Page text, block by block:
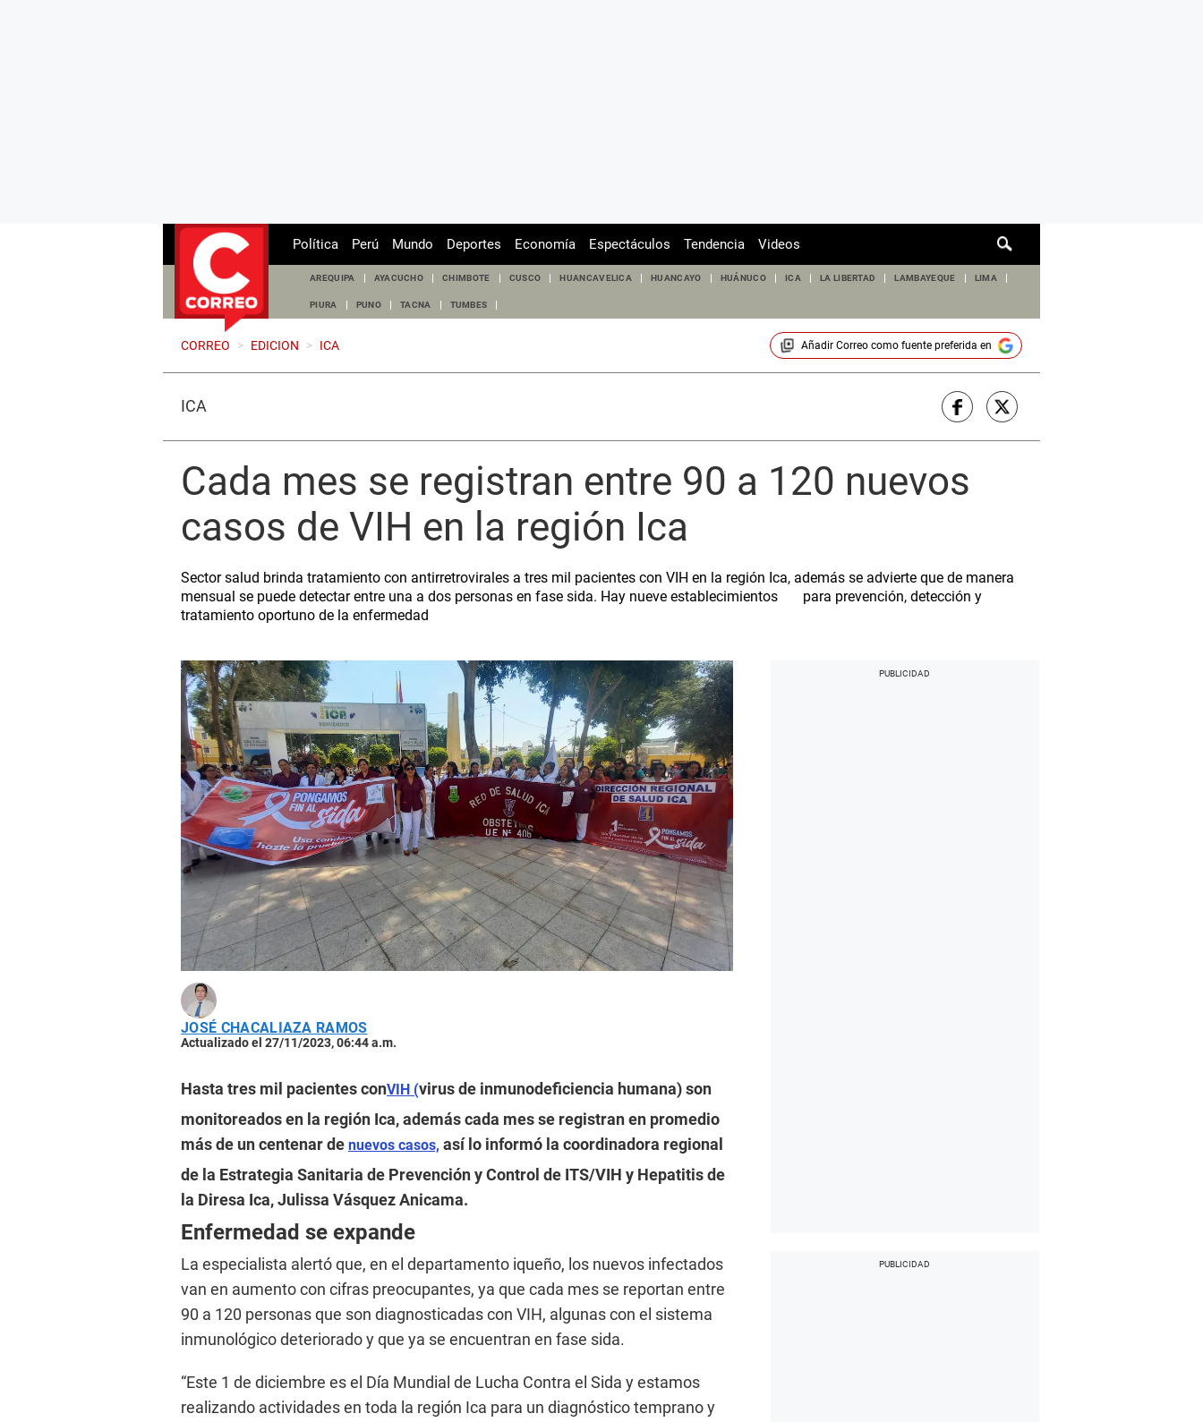
de
Política Perú Mundo Deportes Economía Espectáculos Tendencia Videos
AREQUIPA AYACUCHO CHIMBOTE CUSCO HUANCAVELICA HUANCAYO HUÁNUCO ICA LA LIBERTAD LAMBAYEQUE LIMA
PIURA PUNO TACNA TUMBES
CORREO > EDICION > ICA Añadir Correocomo fuente preferida en
ICA
Cada mes se registran entre 90 a 120 nuevos
casos de VIH en la región Ica
Sector salud brinda tratamiento con antirretrovirales a tres mil pacientes con VIH en la región Ica, además se advierte que de manera
mensual se puede detectar entre una a dos personas en fase sida. Hay nueve establecimientos para prevención, detección y
tratamiento oportuno de la enfermedad
JOSÉ CHACALIAZA RAMOS
Actualizado el 27/11/2023, 06:44 a.m.
Hasta tres mil pacientes conVIH (virus de inmunodeficiencia humana) son
monitoreados en la región Ica, además cada mes se registran en promedio
más de un centenar de nuevos casos, así lo informó la coordinadora regional
de la Estrategia Sanitaria de Prevención y Control de ITS/VIH y Hepatitis de
la Diresa Ica, Julissa Vásquez Anicama.
Enfermedad se expande
La especialista alertó que, en el departamento iqueño, los nuevos infectados
van en aumento con cifras preocupantes, ya que cada mes se reportan entre
90 a 120 personas que son diagnosticadas con VIH, algunas con el sistema
inmunológico deteriorado y que ya se encuentran en fase sida.
“Este 1 de diciembre es el Día Mundial de Lucha Contra el Sida y estamos
realizando actividades en toda la región Ica para un diagnóstico temprano y